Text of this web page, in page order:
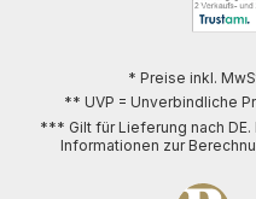
* Preise inkl.
** UVP = Unverbindliche
*** Gilt für Lieferung nach
Informationen zur